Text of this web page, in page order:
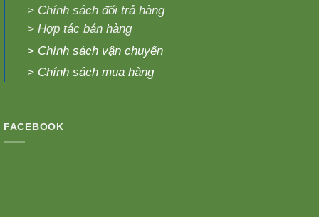
> Chính sách đổi trả hàng
>Hợp tác bán hàng
> Chính sách vận chuyển
> Chính sách mua hàng
FACEBOOK